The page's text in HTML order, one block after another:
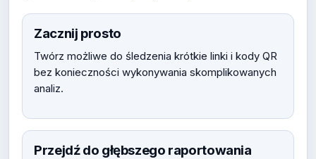
Zacznij prosto
Twórz możliwe do śledzenia krótkie linki i kody QR
bez konieczności wykonywania skomplikowanych
analiz.
Przejdź do głębszego raportowania